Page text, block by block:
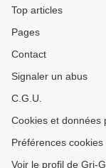
Top articles
Pages
Contact
Signaler un abus
C.G.U.
Cookies et données
Préférences cookies
Voir le profil de Gri-